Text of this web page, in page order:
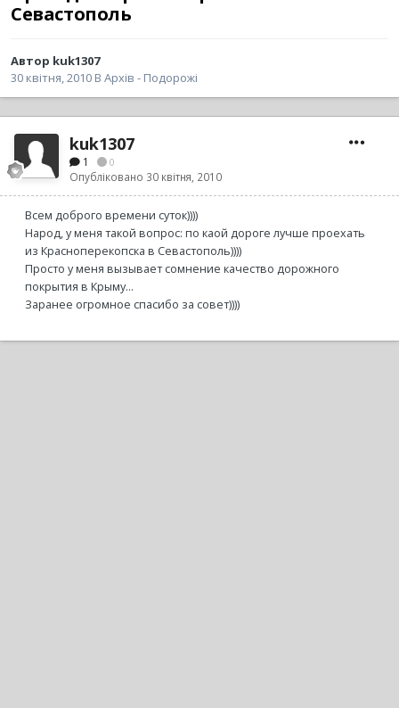
Севастополь
Автор kuk1307
30 квітня, 2010 В Архів - Подорожі
kuk1307
1 0
Опубліковано 30 квітня, 2010
Всем доброго времени суток))))
Народ, у меня такой вопрос: по каой дороге лучше проехать
из Красноперекопска в Севастополь))))
Просто у меня вызывает сомнение качество дорожного
покрытия в Крыму...
Заранее огромное спасибо за совет))))